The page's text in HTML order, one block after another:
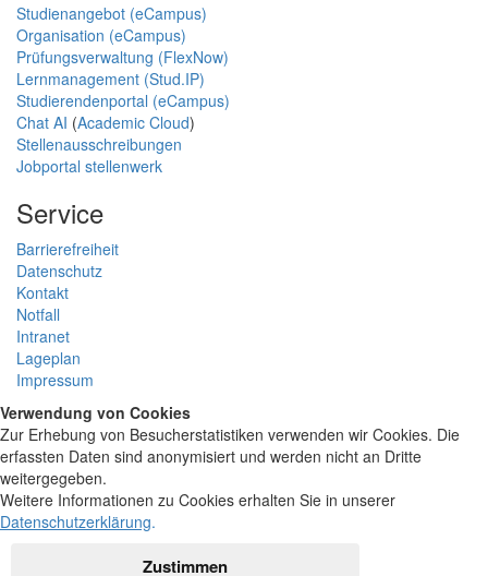
Studienangebot (eCampus)
Organisation (eCampus)
Prüfungsverwaltung (FlexNow)
Lernmanagement (Stud.IP)
Studierendenportal (eCampus)
Chat AI (Academic Cloud)
Stellenausschreibungen
Jobportal stellenwerk
Service
Barrierefreiheit
Datenschutz
Kontakt
Notfall
Intranet
Lageplan
Impressum
Verwendung von Cookies
Zur Erhebung von Besucherstatistiken verwenden wir Cookies. Die
erfassten Daten sind anonymisiert und werden nicht an Dritte
weitergegeben.
Weitere Informationen zu Cookies erhalten Sie in unserer
Datenschutzerklärung.
Zustimmen